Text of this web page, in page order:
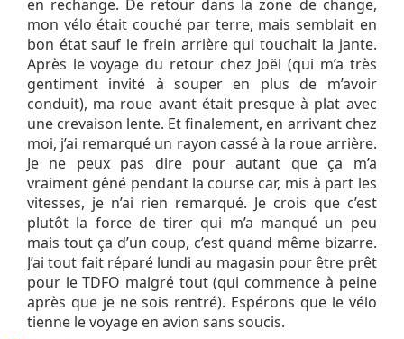
en rechange. De retour dans la zone de change,
mon vélo était couché par terre, mais semblait en
bon état sauf le frein arrière qui touchait la jante.
Après le voyage du retour chez Joël (qui m’a très
gentiment invité à souper en plus de m’avoir
conduit), ma roue avant était presque à plat avec
une crevaison lente. Et finalement, en arrivant chez
moi, j’ai remarqué un rayon cassé à la roue arrière.
Je ne peux pas dire pour autant que ça m’a
vraiment gêné pendant la course car, mis à part les
vitesses, je n’ai rien remarqué. Je crois que c’est
plutôt la force de tirer qui m’a manqué un peu
mais tout ça d’un coup, c’est quand même bizarre.
J’ai tout fait réparé lundi au magasin pour être prêt
pour le TDFO malgré tout (qui commence à peine
après que je ne sois rentré). Espérons que le vélo
tienne le voyage en avion sans soucis.